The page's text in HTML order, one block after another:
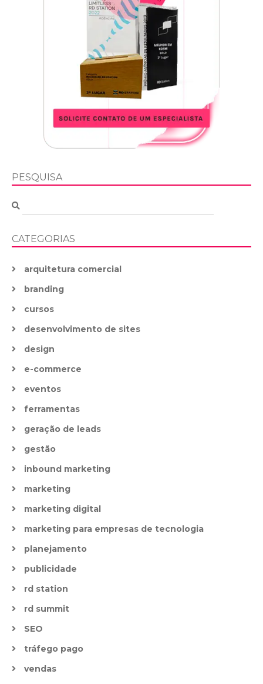
PESQUISA
CATEGORIAS
arquitetura comercial
branding
cursos
desenvolvimento de sites
design
e-commerce
eventos
ferramentas
geração de leads
gestão
inbound marketing
marketing
marketing digital
marketing para empresas de tecnologia
planejamento
publicidade
rd station
rd summit
SEO
tráfego pago
vendas